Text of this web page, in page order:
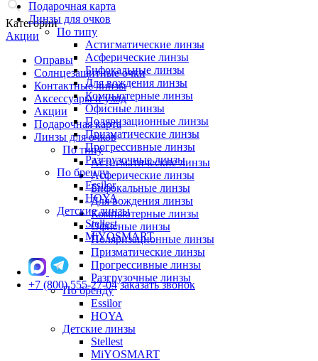
Категории
Акции
Оправы
Солнцезащитные очки
Контактные линзы
Аксессуары и уход
Акции
Подарочная карта
Линзы для очков
По типу
Астигматические линзы
Асферические линзы
Бифокальные линзы
Для вождения линзы
Компьютерные линзы
Офисные линзы
Поляризационные линзы
Призматические линзы
Прогрессивные линзы
Разгрузочные линзы
По бренду
Essilor
HOYA
Детские линзы
Stellest
MiYOSMART
Подарочная карта
Линзы для очков
По типу
Астигматические линзы
Асферические линзы
Бифокальные линзы
Для вождения линзы
Компьютерные линзы
Офисные линзы
Поляризационные линзы
Призматические линзы
Прогрессивные линзы
Разгрузочные линзы
По бренду
Essilor
HOYA
Детские линзы
Stellest
MiYOSMART
+7 (800) 555-27-04 заказать звонок